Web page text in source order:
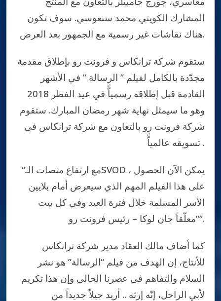
المشارك الكويتي محمد سنعوسي. سوف تكون
هناك نقاشات غير رسمية مع الجمهور بعد العرض.
ستقوم شركة ترانكاس و فرونت رو بإطلاق مقدمة
مجدّدة بالكامل لفيلم ” الرسالة ” في الأشهر
القادمة قبل إطلاقه رسمياًّ في عيد الفطر 2018
وهو ما سيمثل نهاية شهر رمضان المبارك. ستقوم
شركة فرونت رو بالتعاون مع شركة ترانكاس في
تسويقه عالمياًّ .
“مع ارتفاع منصات الـSVOD ، يمكن الآن الحصول
على هذا الفيلم المهم الذي سيعرض أمام بلايين
الأسر المسلمة خلال فترة العيد وفي كل بيت
“معلّقاً جان لوكا – رئيس فرونت رو”.
كما أضاف مالك العقاد مدير شركة ترانكاس
للأنتاج، إن الهدف من فيلم “الرسالة” هو نشر
السلام والتفاهم في عصرنا الحالي وإن هذا تكريم
لأبي الراحل، إنّه إرثه .. أريد جيلاً جديداً من